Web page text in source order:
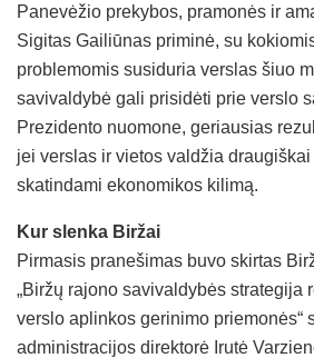
Panevėžio prekybos, pramonės ir
Sigitas Gailiūnas priminė, su
problemomis susiduria verslas šiuo
savivaldybė gali prisidėti prie verslo
Prezidento nuomone, geriausias
jei verslas ir vietos valdžia
skatindami ekonomikos kilimą.
Kur slenka Biržai
Pirmasis pranešimas buvo skirtas
„Biržų rajono savivaldybės strategija
verslo aplinkos gerinimo priemonės“
administracijos direktorė Irutė